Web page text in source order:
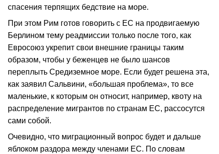
спасения терпящих бедствие на море.
При этом Рим готов говорить с ЕС на продвигаемую
Берлином тему реадмиссии только после того, как
Евросоюз укрепит свои внешние границы таким
образом, чтобы у беженцев не было шансов
переплыть Средиземное море. Если будет решена эта,
как заявил Сальвини, «большая проблема», то все
маленькие, к которым он относит, например, квоту на
распределение мигрантов по странам ЕС, рассосутся
сами собой.
Очевидно, что миграционный вопрос будет и дальше
яблоком раздора между членами ЕС. По словам